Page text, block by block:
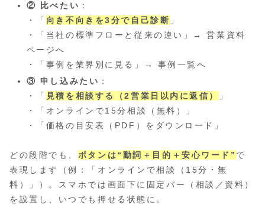
② 比べたい ：
・「 向き不向きを3分で自己診断 」
・「当社の標準フローと従来の違い」→ 営業資料
ページへ
・「事例を業界別に見る」→ 事例一覧へ
③ 申し込みたい ：
・「
見積を相談する（2営業日以内に返信）
」
・「オンラインで15分相談（無料）」
・「価格の目安表（PDF）をダウンロード」
どの段階でも、 ボタンは“動詞＋目的＋安心ワード” で
表現します（例：「オンラインで相談（15分・無
料）」）。スマホでは画面下に固定バー（相談／資料）
を設置し、いつでも押せる状態に。